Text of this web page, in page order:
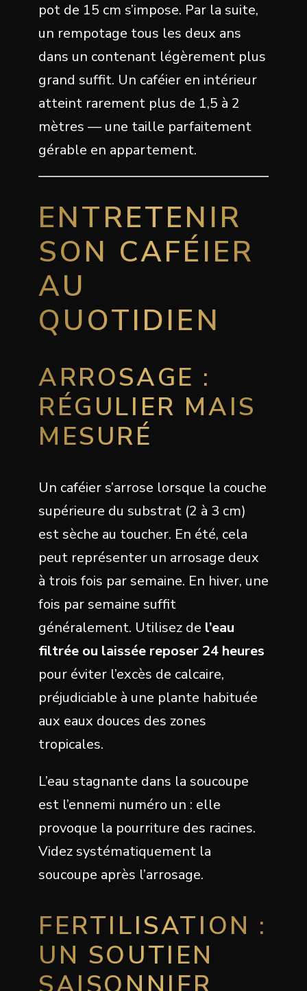
pot de 15 cm s’impose. Par la suite,
un rempotage tous les deux ans
dans un contenant légèrement plus
grand suffit. Un caféier en intérieur
atteint rarement plus de 1,5 à 2
mètres — une taille parfaitement
gérable en appartement.
ENTRETENIR
SON CAFÉIER
AU
QUOTIDIEN
ARROSAGE :
RÉGULIER MAIS
MESURÉ
Un caféier s’arrose lorsque la couche
supérieure du substrat (2 à 3 cm)
est sèche au toucher. En été, cela
peut représenter un arrosage deux
à trois fois par semaine. En hiver, une
fois par semaine suffit
généralement. Utilisez de l’eau
filtrée ou laissée reposer 24 heures
pour éviter l’excès de calcaire,
préjudiciable à une plante habituée
aux eaux douces des zones
tropicales.
L’eau stagnante dans la soucoupe
est l’ennemi numéro un : elle
provoque la pourriture des racines.
Videz systématiquement la
soucoupe après l’arrosage.
FERTILISATION :
UN SOUTIEN